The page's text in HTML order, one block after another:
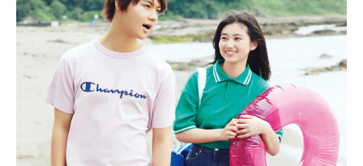
バックナンバー
INFORMATION
Seventeenについて
Follow us